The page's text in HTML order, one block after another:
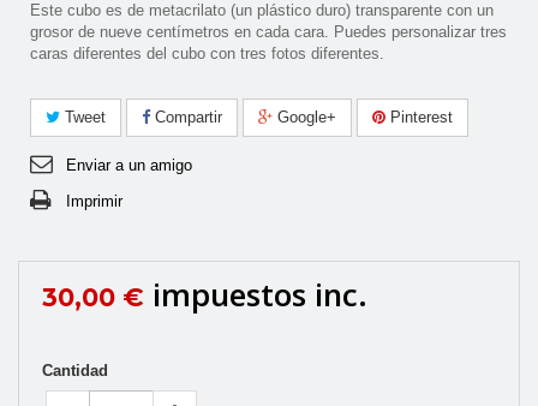
Este cubo es de metacrilato (un plástico duro) transparente con un
grosor de nueve centí­metros en cada cara. Puedes personalizar tres
caras diferentes del cubo con tres fotos diferentes.
Tweet Compartir Google+ Pinterest
Enviar a un amigo
Imprimir
30,00 € impuestos inc.
Cantidad